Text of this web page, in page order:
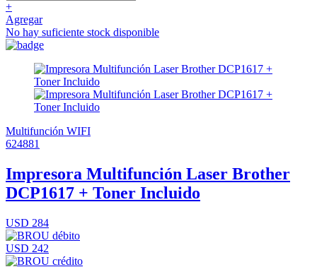
+
Agregar
No hay suficiente stock disponible
Multifunción WIFI
624881
Impresora Multifunción Laser Brother
DCP1617 + Toner Incluido
USD 284
USD 242